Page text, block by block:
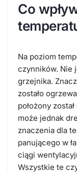
Co
Na poziom
czynników. Nie
grzejnika.
zostało
położony
może jednak
znaczenia dla
panującego w
ciągi
Wszystkie te